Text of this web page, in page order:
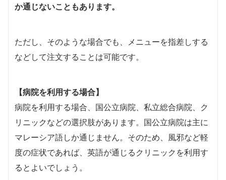
か通じないこともあります。
ただし、そのような場合でも、メニューを指差しする
などして注文することは可能です。
【病院を利用する場合】
病院を利用する場合、国公立病院、私立総合病院、ク
リニックなどの選択肢があります。国公立病院は主に
マレーシア語しか通じません。そのため、風邪など軽
度の症状であれば、英語が通じるクリニックを利用す
るとよいでしょう。